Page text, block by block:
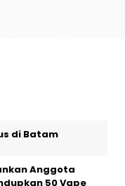
di Batam
Anggota
50 Vape